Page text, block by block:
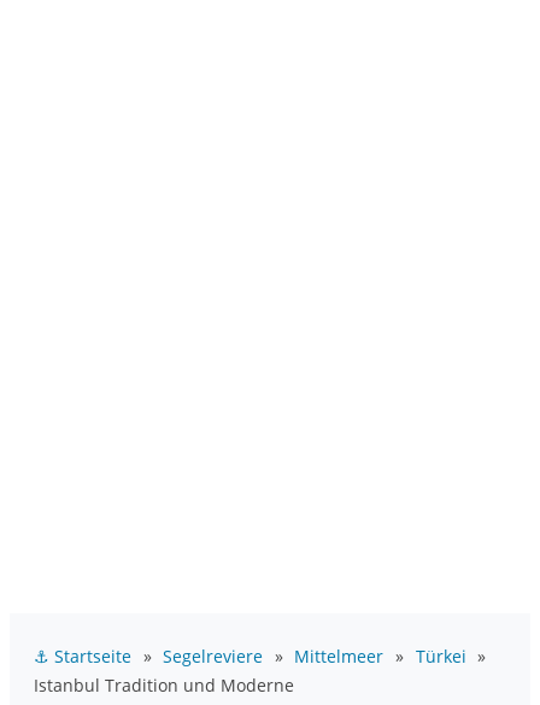
⚓ Startseite » Segelreviere » Mittelmeer » Türkei »
Istanbul Tradition und Moderne